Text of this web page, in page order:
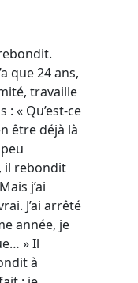
que 24 ans,
travaille
« Qu’est-ce
être déjà là
il rebondit
j’ai
J’ai arrêté
année, je
» Il
à